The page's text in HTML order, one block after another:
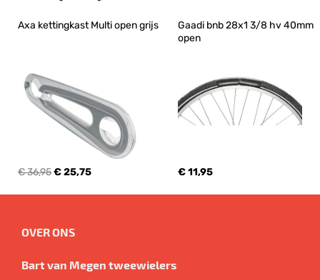
Axa kettingkast Multi open grijs
€ 36,95€ 25,75
Gaadi bnb 28x1 3/8 hv 40mm
open
€ 11,95
OVER ONS
Bart van Megen tweewielers